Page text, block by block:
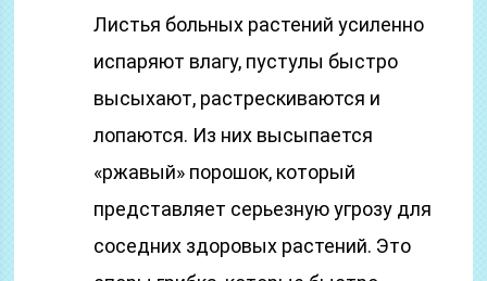
Листья больных растений усиленно
испаряют влагу, пустулы быстро
высыхают, растрескиваются и
лопаются. Из них высыпается
«ржавый» порошок, который
представляет серьезную угрозу для
соседних здоровых растений. Это